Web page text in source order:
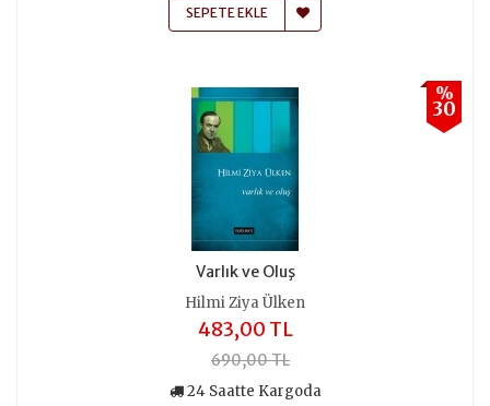
SEPETE EKLE
%
30
Varlık ve Oluş
Hilmi Ziya Ülken
483,00 TL
690,00 TL
24 Saatte Kargoda